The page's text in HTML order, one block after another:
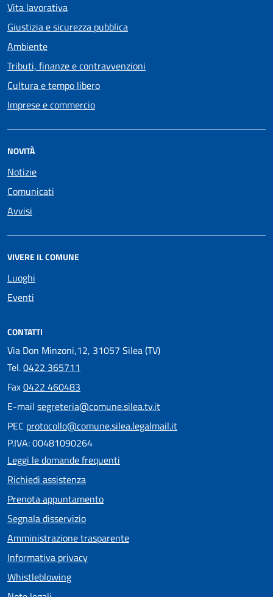
Vita lavorativa
Giustizia e sicurezza pubblica
Ambiente
Tributi, finanze e contravvenzioni
Cultura e tempo libero
Imprese e commercio
NOVITÀ
Notizie
Comunicati
Avvisi
VIVERE IL COMUNE
Luoghi
Eventi
CONTATTI
Via Don Minzoni,12, 31057 Silea (TV)
Tel.0422 365711
Fax0422 460483
E-mail segreteria@comune.silea.tv.it
PEC protocollo@comune.silea.legalmail.it
P.IVA: 00481090264
Leggi le domande frequenti
Richiedi assistenza
Prenota appuntamento
Segnala disservizio
Amministrazione trasparente
Informativa privacy
Whistleblowing